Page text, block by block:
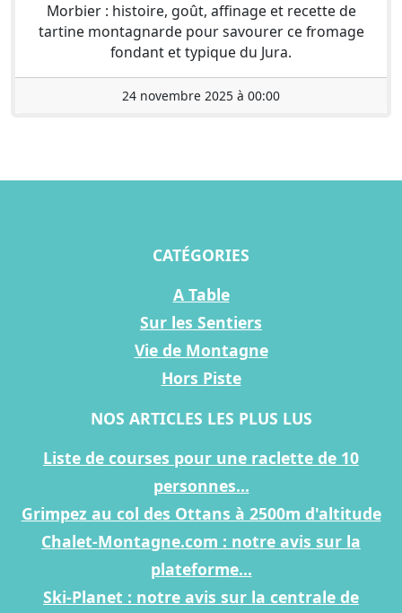
Morbier : histoire, goût, affinage et recette de
tartine montagnarde pour savourer ce fromage
fondant et typique du Jura.
24 novembre 2025 à 00:00
CATÉGORIES
A Table
Sur les Sentiers
Vie de Montagne
Hors Piste
NOS ARTICLES LES PLUS LUS
Liste de courses pour une raclette de 10
personnes...
Grimpez au col des Ottans à 2500m d'altitude
Chalet-Montagne.com : notre avis sur la
plateforme...
Ski-Planet : notre avis sur la centrale de